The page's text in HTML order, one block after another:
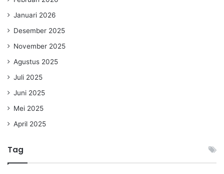
Januari 2026
Desember 2025
November 2025
Agustus 2025
Juli 2025
Juni 2025
Mei 2025
April 2025
Tag